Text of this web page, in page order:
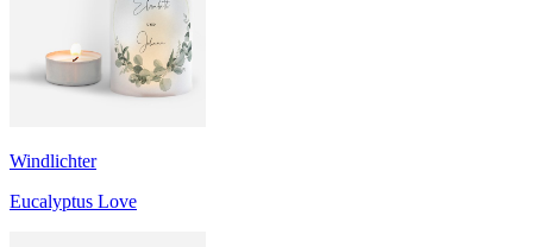
Windlichter
Eucalyptus Love